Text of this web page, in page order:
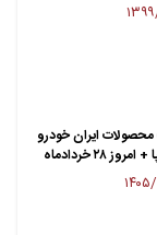
۲۱
ایران خودرو
۲۸ خردادماه
۳/۲۸